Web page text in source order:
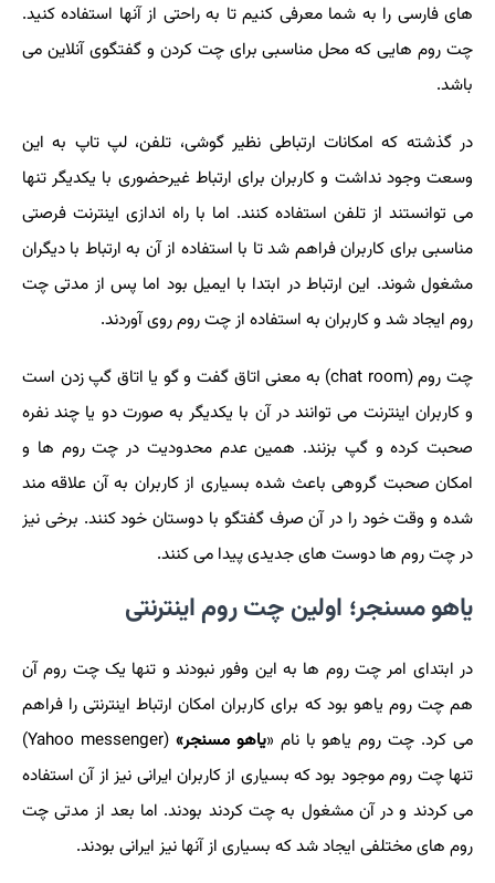
های فارسی را به شما معرفی کنیم تا به راحتی از آنها استفاده کنید.
چت روم هایی که محل مناسبی برای چت کردن و گفتگوی آنلاین می
باشد.
در گذشته که امکانات ارتباطی نظیر گوشی، تلفن، لپ تاپ به این
وسعت وجود نداشت و کاربران برای ارتباط غیرحضوری با یکدیگر تنها
می توانستند از تلفن استفاده کنند. اما با راه اندازی اینترنت فرصتی
مناسبی برای کاربران فراهم شد تا با استفاده از آن به ارتباط با دیگران
مشغول شوند. این ارتباط در ابتدا با ایمیل بود اما پس از مدتی چت
روم ایجاد شد و کاربران به استفاده از چت روم روی آوردند.
چت روم(chat room)
به معنی اتاق گفت و گو یا اتاق گپ زدن است
و کاربران اینترنت می توانند در آن با یکدیگر به صورت دو یا چند نفره
صحبت کرده و گپ بزنند. همین عدم محدودیت در چت روم ها و
امکان صحبت گروهی باعث شده بسیاری از کاربران به آن علاقه مند
شده و وقت خود را در آن صرف گفتگو با دوستان خود کنند. برخی نیز
در چت روم ها دوست های جدیدی پیدا می کنند.
یاهو مسنجر؛ اولین چت روم اینترنتی
در ابتدای امر چت روم ها به این وفور نبودند و تنها یک چت روم آن
هم چت روم یاهو بود که برای کاربران امکان ارتباط اینترنتی را فراهم
می کرد. چت روم یاهو با نام «یاهو مسنجر»(Yahoo messenger)
تنها چت روم موجود بود که بسیاری از کاربران ایرانی نیز از آن استفاده
می کردند و در آن مشغول به چت کردند بودند. اما بعد از مدتی چت
روم های مختلفی ایجاد شد که بسیاری از آنها نیز ایرانی بودند.